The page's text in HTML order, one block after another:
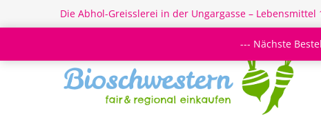
Die Abhol-Greisslerei in der Ungargasse –
--- Nächste